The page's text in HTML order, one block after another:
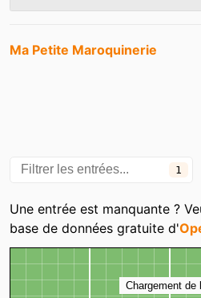
Entrées
Ma Petite Maroquinerie
1
Une entrée est manquante ?
base de données gratuite d'
Carte
Chargement de